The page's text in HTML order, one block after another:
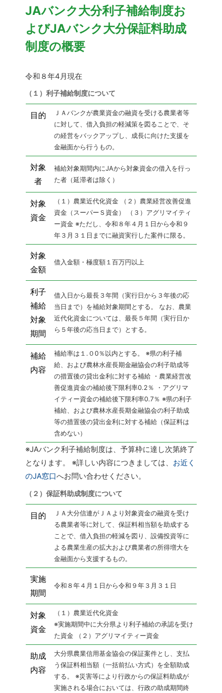
JAバンク大分利子補給制度お
よびJAバンク大分保証料助成
制度の概要
令和８年4月現在
（１）利子補給制度について
目的
ＪＡバンクが農業資金の融資を受ける農業者等
に対して、借入負担の軽減策を図ることで、そ
の経営をバックアップし、成長に向けた支援を
金融面から行うもの。
対象
者
補給対象期間内にJAから対象資金の借入を行っ
た者（延滞者は除く）
対象
資金
（１）農業近代化資金 （２）農業経営改善促進
資金（スーパーＳ資金）
（３）アグリマイティ
ー資金 ※ただし、令和８年４月１日から令和９
年３月３１日までに融資実行した案件に限る。
対象
金額
借入金額・極度額１百万円以上
利子
補給
対象
期間
借入日から最長３年間（実行日から３年後の応
当日まで）を補給対象期間とする。
なお、農業
近代化資金については、最長５年間（実行日か
ら５年後の応当日まで）とする。
補給
内容
補給率は１.０0％以内とする。
※県の利子補
給、および農林水産長期金融協会の利子助成等
の措置後の貸出金利に対する補給 ・農業経営改
善促進資金の補給後下限利率0.2％
・アグリマ
イティー資金の補給後下限利率0.7％ ※県の利子
補給、および農林水産長期金融協会の利子助成
等の措置後の貸出金利に対する補給（保証料は
含めない）
※JAバンク利子補給制度は、予算枠に達し次第終了
となります。
※詳しい内容につきましては、 お近く
のJA窓口へお問い合わせください。
（２）保証料助成制度について
目的
ＪＡ大分信連がＪＡより対象資金の融資を受け
る農業者等に対して、保証料相当額を助成する
ことで、借入負担の軽減を図り、設備投資等に
よる農業生産の拡大および農業者の所得増大を
金融面から支援するもの。
実施
期間
令和８年４月１日から令和９年３月３１日
対象
資金
（１）農業近代化資金
※実施期間中に大分県より利子補給の承認を受け
た資金 （２）アグリマイティー資金
助成
内容
大分県農業信用基金協会の保証案件とし、支払
う保証料相当額（一括前払い方式）を全額助成
する。
※災害等により行政からの保証料助成が
実施される場合においては、行政の助成期間終